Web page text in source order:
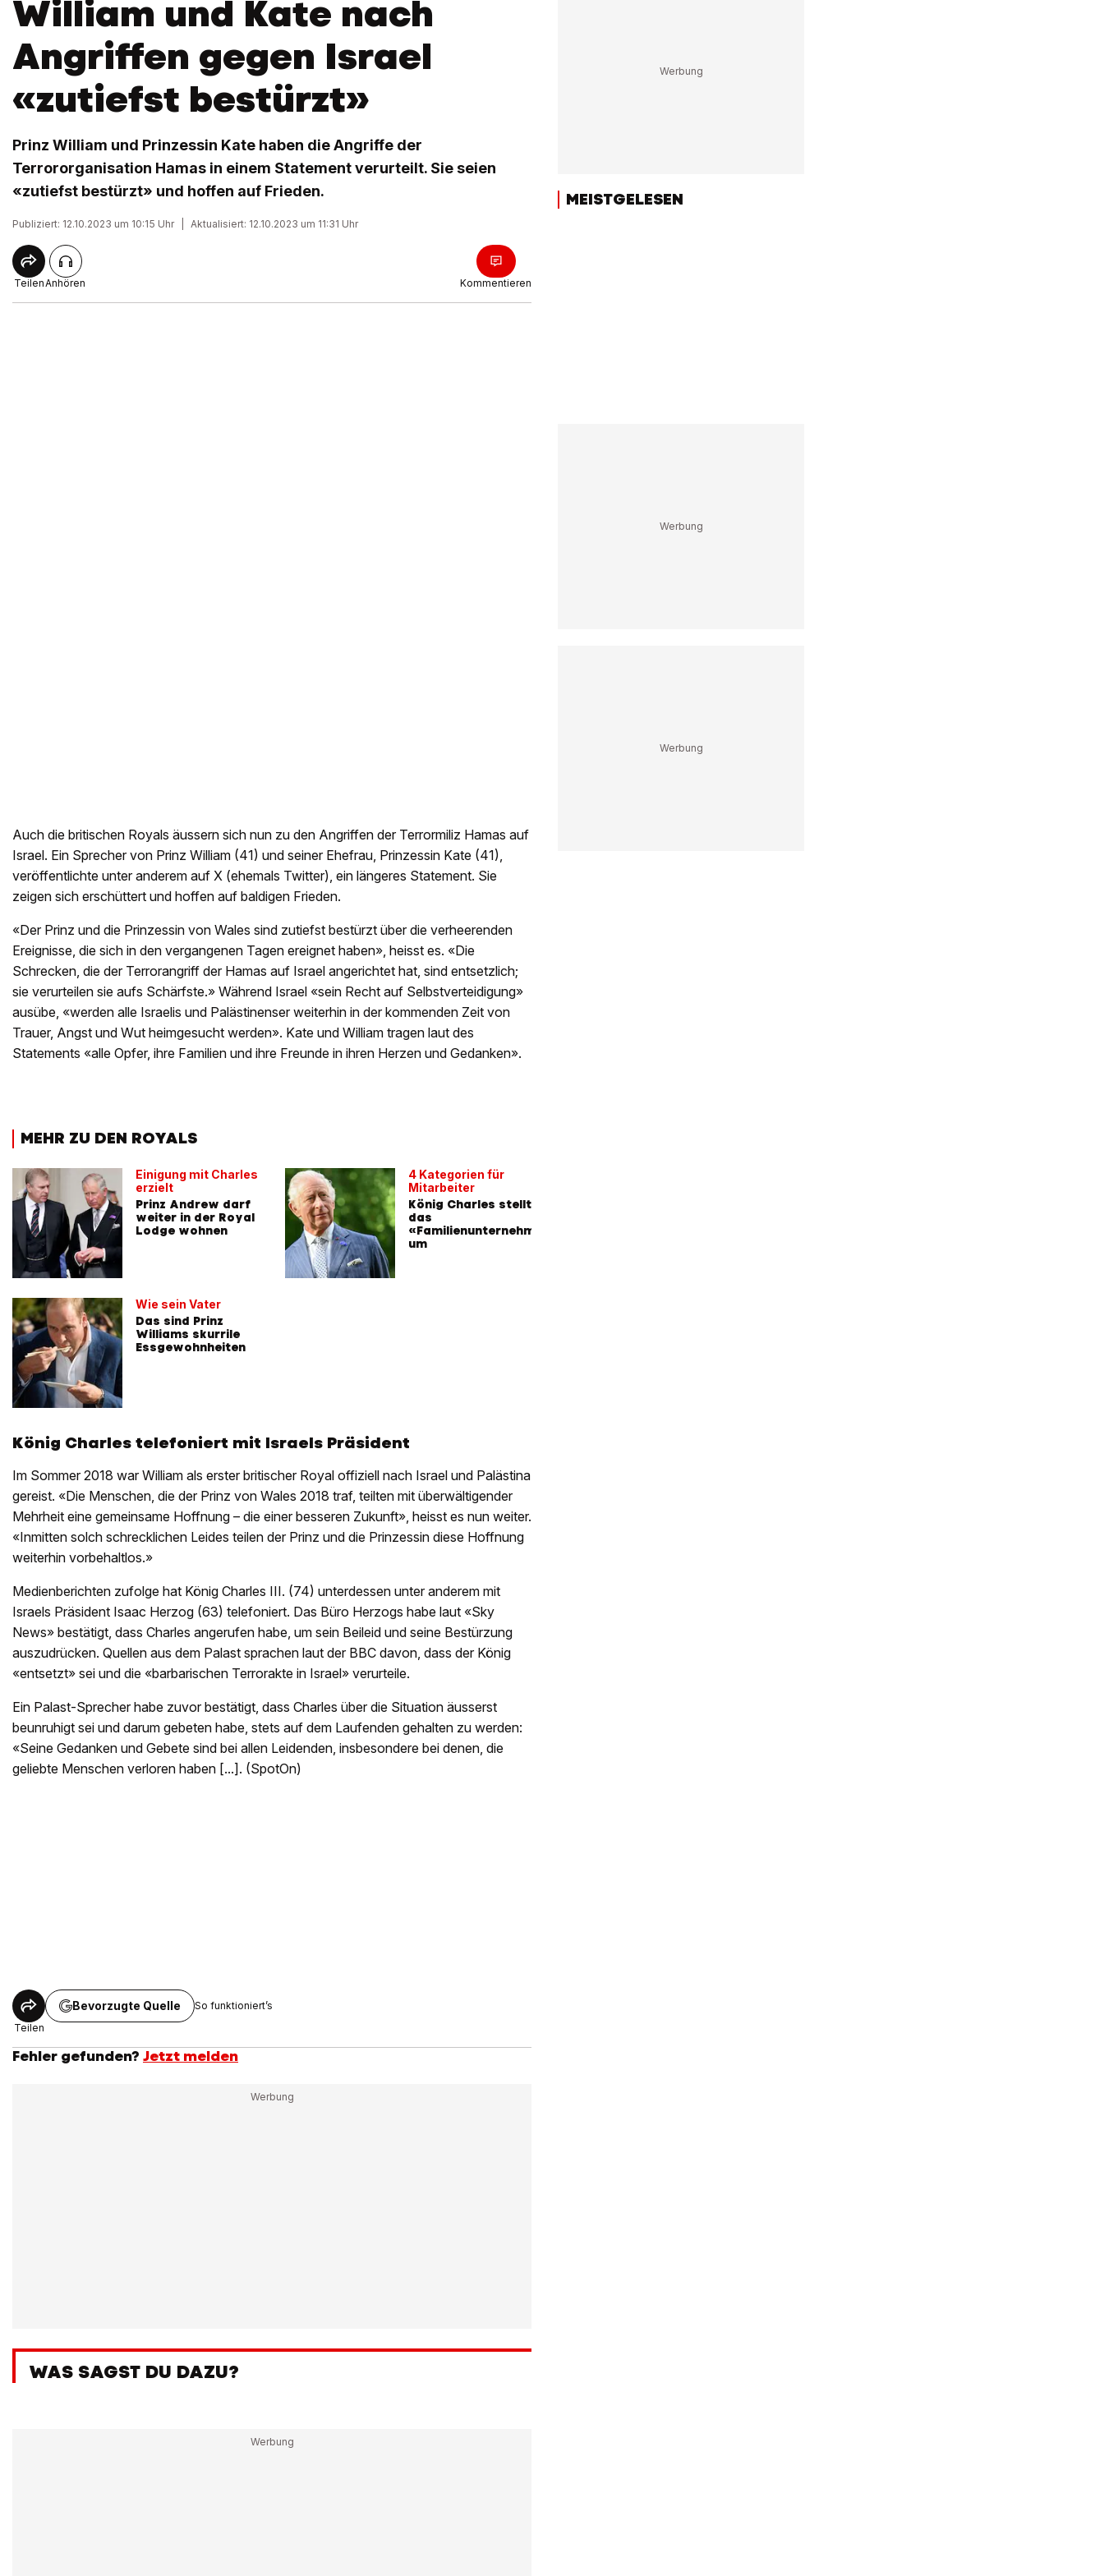
William und Kate nach
Angriffen gegen Israel
«zutiefst bestürzt»
Prinz William und Prinzessin Kate haben die Angriffe der
Terrororganisation Hamas in einem Statement verurteilt. Sie seien
«zutiefst bestürzt» und hoffen auf Frieden.
Publiziert: 12.10.2023 um 10:15 Uhr Aktualisiert: 12.10.2023 um 11:31 Uhr
TeilenAnhören Kommentieren
Auch die britischen Royals äussern sich nun zu den Angriffen der Terrormiliz Hamas auf
Israel. Ein Sprecher von Prinz William (41) und seiner Ehefrau, Prinzessin Kate (41),
veröffentlichte unter anderem auf X (ehemals Twitter), ein längeres Statement. Sie
zeigen sich erschüttert und hoffen auf baldigen Frieden.
«Der Prinz und die Prinzessin von Wales sind zutiefst bestürzt über die verheerenden
Ereignisse, die sich in den vergangenen Tagen ereignet haben», heisst es. «Die
Schrecken, die der Terrorangriff der Hamas auf Israel angerichtet hat, sind entsetzlich;
sie verurteilen sie aufs Schärfste.» Während Israel «sein Recht auf Selbstverteidigung»
ausübe, «werden alle Israelis und Palästinenser weiterhin in der kommenden Zeit von
Trauer, Angst und Wut heimgesucht werden». Kate und William tragen laut des
Statements «alle Opfer, ihre Familien und ihre Freunde in ihren Herzen und Gedanken».
MEHR ZU DEN ROYALS
Einigung mit Charles
erzielt
Prinz Andrew darf
weiter in der Royal
Lodge wohnen
Wie sein Vater
Das sind Prinz
Williams skurrile
Essgewohnheiten
4 Kategorien für
Mitarbeiter
König Charles stellt
das
«Familienunternehmen»
um
König Charles telefoniert mit Israels Präsident
Im Sommer 2018 war William als erster britischer Royal offiziell nach Israel und Palästina
gereist. «Die Menschen, die der Prinz von Wales 2018 traf, teilten mit überwältigender
Mehrheit eine gemeinsame Hoffnung – die einer besseren Zukunft», heisst es nun weiter.
«Inmitten solch schrecklichen Leides teilen der Prinz und die Prinzessin diese Hoffnung
weiterhin vorbehaltlos.»
Medienberichten zufolge hat König Charles III. (74) unterdessen unter anderem mit
Israels Präsident Isaac Herzog (63) telefoniert. Das Büro Herzogs habe laut «Sky
News» bestätigt, dass Charles angerufen habe, um sein Beileid und seine Bestürzung
auszudrücken. Quellen aus dem Palast sprachen laut der BBC davon, dass der König
«entsetzt» sei und die «barbarischen Terrorakte in Israel» verurteile.
Ein Palast-Sprecher habe zuvor bestätigt, dass Charles über die Situation äusserst
beunruhigt sei und darum gebeten habe, stets auf dem Laufenden gehalten zu werden:
«Seine Gedanken und Gebete sind bei allen Leidenden, insbesondere bei denen, die
geliebte Menschen verloren haben [...]. (SpotOn)
Teilen
Bevorzugte Quelle So funktioniert’s
Fehler gefunden? Jetzt melden
WAS SAGST DU DAZU?
MEISTGELESEN